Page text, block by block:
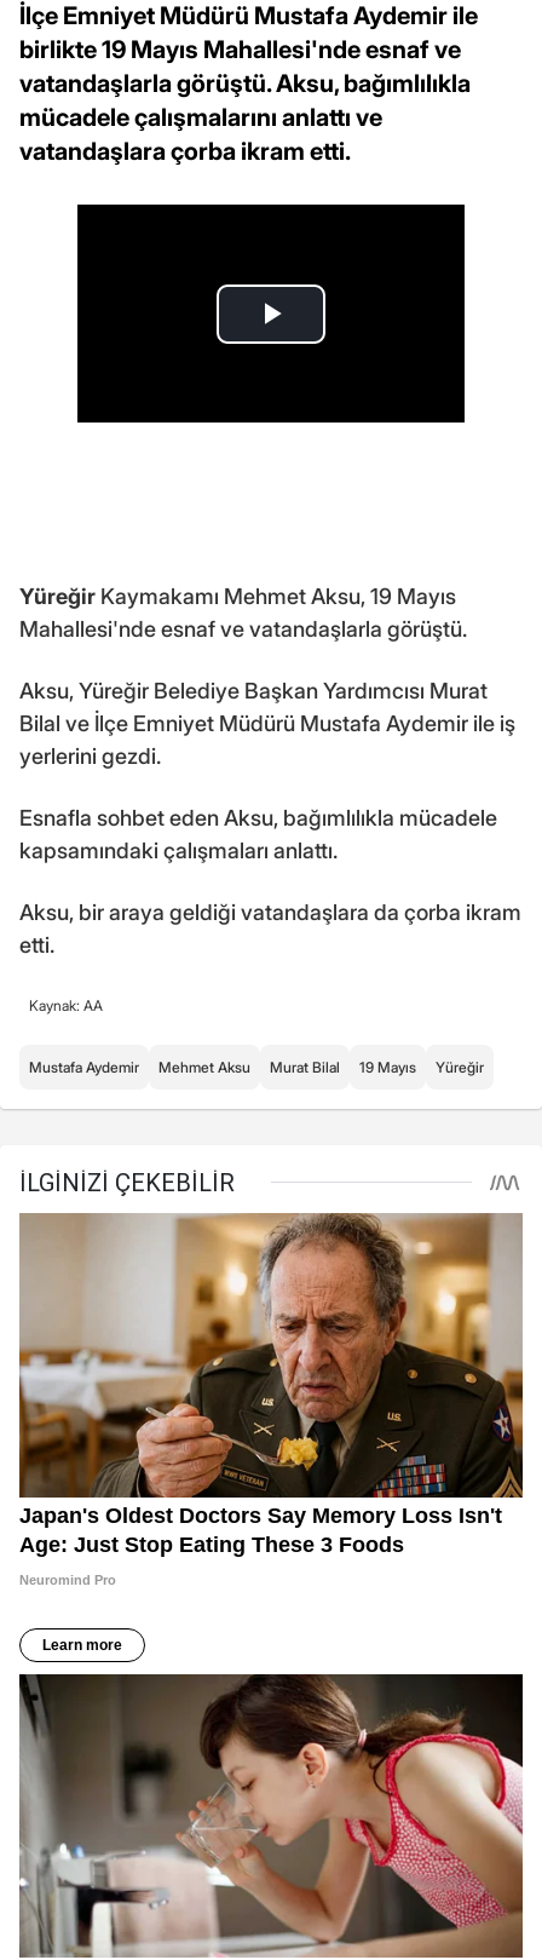
İlçe Emniyet Müdürü Mustafa Aydemir ile
birlikte 19 Mayıs Mahallesi'nde esnaf ve
vatandaşlarla görüştü. Aksu, bağımlılıkla
mücadele çalışmalarını anlattı ve
vatandaşlara çorba ikram etti.
Yüreğir Kaymakamı Mehmet Aksu, 19 Mayıs
Mahallesi'nde esnaf ve vatandaşlarla görüştü.
Aksu, Yüreğir Belediye Başkan Yardımcısı Murat
Bilal ve İlçe Emniyet Müdürü Mustafa Aydemir ile iş
yerlerini gezdi.
Esnafla sohbet eden Aksu, bağımlılıkla mücadele
kapsamındaki çalışmaları anlattı.
Aksu, bir araya geldiği vatandaşlara da çorba ikram
etti.
Kaynak: AA
Mustafa Aydemir Mehmet Aksu Murat Bilal 19 Mayıs Yüreğir